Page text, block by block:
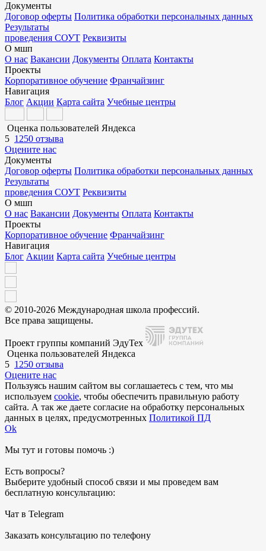
Документы
Договор оферты Политика обработки персональных данных
Результаты
проведения СОУТ Реквизиты
О мшп
О нас Вакансии Документы Оплата Контакты
Проекты
Корпоративное обучение Франчайзинг
Навигация
Блог Акции Карта сайта Учебные центры
Оценка пользователей Яндекса
5 1250 отзыва
Оцените нас
Документы
Договор оферты Политика обработки персональных данных
Результаты
проведения СОУТ Реквизиты
О мшп
О нас Вакансии Документы Оплата Контакты
Проекты
Корпоративное обучение Франчайзинг
Навигация
Блог Акции Карта сайта Учебные центры
© 2010-2026 Международная школа профессий.
Все права защищены.
Проект группы компаний ЭдуТех
Оценка пользователей Яндекса
5 1250 отзыва
Оцените нас
Пользуясь нашим сайтом вы соглашаетесь с тем, что мы
используем cookie, чтобы обеспечить правильную работу
сайта. А так же даете согласие на обработку персональных
данных в целях, предусмотренных Политикой ПД
Ok
Мы тут и готовы помочь :)
Есть вопросы?
Выберите удобный способ связи и мы проведем вам
бесплатную консультацию:
Чат в Telegram
Заказать консультацию по телефону